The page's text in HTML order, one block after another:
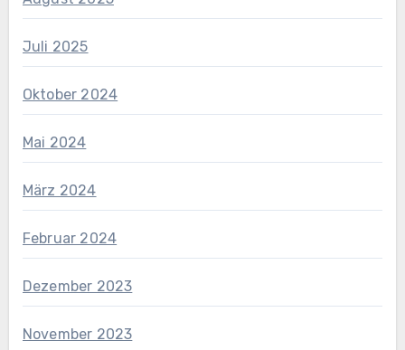
Juli 2025
Oktober 2024
Mai 2024
März 2024
Februar 2024
Dezember 2023
November 2023